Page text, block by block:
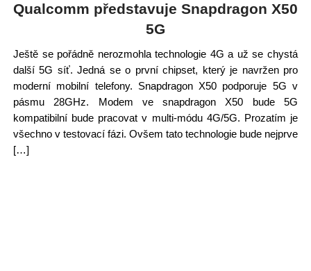
Qualcomm představuje Snapdragon X50
5G
Ještě se pořádně nerozmohla technologie 4G a už se chystá
další 5G síť. Jedná se o první chipset, který je navržen pro
moderní mobilní telefony. Snapdragon X50 podporuje 5G v
pásmu 28GHz. Modem ve snapdragon X50 bude 5G
kompatibilní bude pracovat v multi-módu 4G/5G. Prozatím je
všechno v testovací fázi. Ovšem tato technologie bude nejprve
[…]